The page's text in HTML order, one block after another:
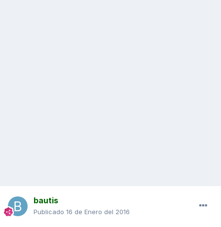
bautis
Publicado 16 de Enero del 2016